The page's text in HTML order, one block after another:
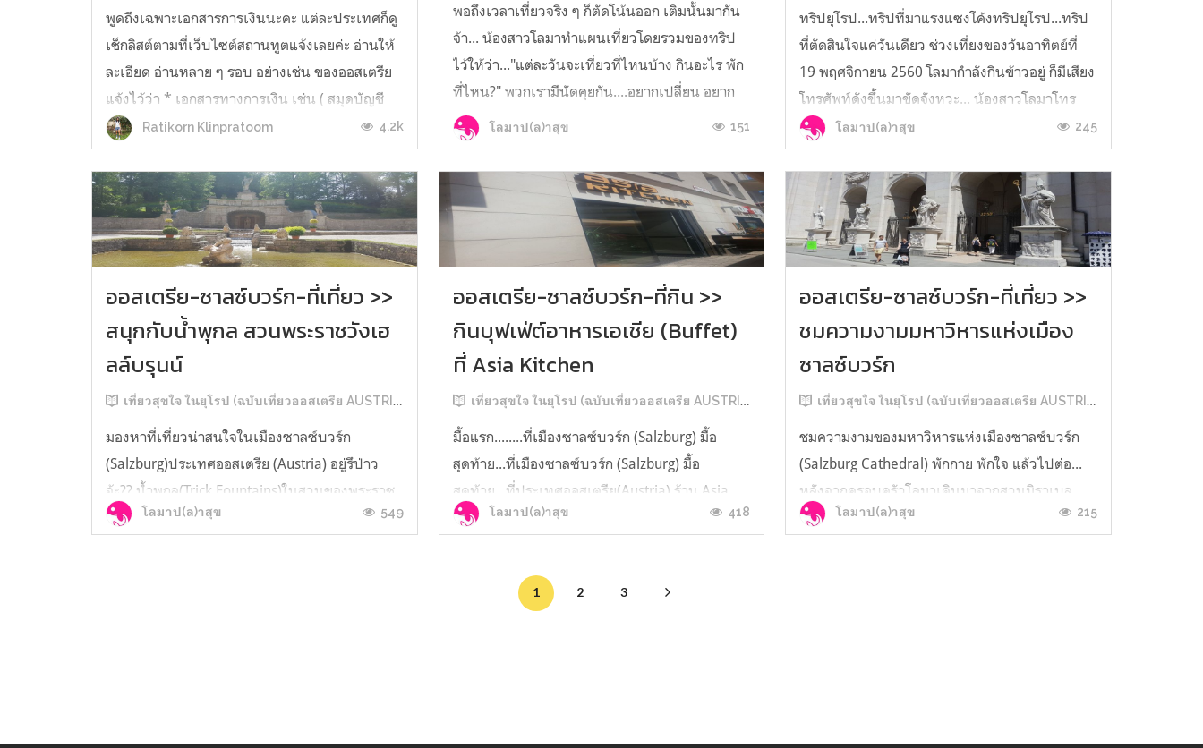
พูดถึงเฉพาะเอกสารการเงินนะคะ แต่ละประเทศก็ดู
เช็กลิสต์ตามที่เว็บไซต์สถานทูตแจ้งเลยค่ะ อ่านให้
ละเอียด อ่านหลาย ๆ รอบ อย่างเช่น ของออสเตรีย
แจ้งไว้ว่า * เอกสารทางการเงิน เช่น ( สมุดบัญชี
ธนาคาร ย้อนหลัง 6 เดือน พร้องอัพเดทล่าสุด หรือ
Bank Certificate จากธนาคาร ในกรณีที่มีการ
support หรือ ออกค่าใช้จ่าย...
Ratikorn Klinpratoom 4.2k
พอถึงเวลาเที่ยวจริง ๆ ก็ตัดโน้นออก เติมนั้นมากัน
จ้า... น้องสาวโลมาทำแผนเที่ยวโดยรวมของทริป
ไว้ให้ว่า..."แต่ละวันจะเที่ยวที่ไหนบ้าง กินอะไร พัก
ที่ไหน?" พวกเรามีนัดคุยกัน....อยากเปลี่ยน อยาก
เพิ่ม อยากลดอะไรกันตรงไหนมั้ย?มีที่เที่ยวไหนที่จะ
ซื้อตั๋วไว้ก่อน...
โลมาป(ล)าสุข 151
ทริปยุโรป...ทริปที่มาแรงแซงโค้งทริปยุโรป...ทริป
ที่ตัดสินใจแค่วันเดียว ช่วงเที่ยงของวันอาทิตย์ที่
19 พฤศจิกายน 2560 โลมากำลังกินข้าวอยู่ ก็มีเสียง
โทรศัพท์ดังขึ้นมาขัดจังหวะ... น้องสาวโลมาโทร
มา...มีอะไรน๊า??? น้องสาว: "เจ๊ไปเที่ยวยุโรปกัน
มั้ย???"โลมา: "อ้าว!!! ทำไมไปยุโรปล่ะ แล้วทริป
โตเกียวที่เคย...
โลมาป(ล)าสุข 245
ออสเตรีย-ซาลซ์บวร์ก-ที่เที่ยว >>
สนุกกับน้ำพุกล สวนพระราชวังเฮ
ลล์บรุนน์
เที่ยวสุขใจ ในยุโรป (ฉบับเที่ยวออสเตรีย AUSTRIA)
มองหาที่เที่ยวน่าสนใจในเมืองซาลซ์บวร์ก
(Salzburg)ประเทศออสเตรีย (Austria) อยู่รึป่าว
จ้ะ?? น้ำพุกล(Trick Fountains)ในสวนของพระราช
วังเฮลล์บรุนน์ (SCHLOSS HELLBRUNN) ก็ดูน่าสน
โลมาป(ล)าสุข 549
ออสเตรีย-ซาลซ์บวร์ก-ที่กิน >>
กินบุฟเฟ่ต์อาหารเอเชีย (Buffet)
ที่ Asia Kitchen
เที่ยวสุขใจ ในยุโรป (ฉบับเที่ยวออสเตรีย AUSTRIA)
มื้อแรก........ที่เมืองซาลซ์บวร์ก (Salzburg) มื้อ
สุดท้าย...ที่เมืองซาลซ์บวร์ก (Salzburg) มื้อ
สุดท้าย...ที่ประเทศออสเตรีย(Austria) ร้าน Asia
Kitchen เปิด 11.30 น. นะจ๊ะ ครอบครัวโลมาเดิน
กะจะมากินบุฟเฟ่ต์ (Buffet) มื้อกลางวันที่ร้าน Asia
Kitchen กันจ้า ...
โลมาป(ล)าสุข 418
ออสเตรีย-ซาลซ์บวร์ก-ที่เที่ยว >>
ชมความงามมหาวิหารแห่งเมือง
ซาลซ์บวร์ก
เที่ยวสุขใจ ในยุโรป (ฉบับเที่ยวออสเตรีย AUSTRIA)
ชมความงามของมหาวิหารแห่งเมืองซาลซ์บวร์ก
(Salzburg Cathedral) พักกาย พักใจ แล้วไปต่อ...
หลังจากครอบครัวโลมาเดินมาจากสวนมิราเบล
(Mirabell Gardens) ผ่านMozarteum University
โลมาป(ล)าสุข 215
1 2 3